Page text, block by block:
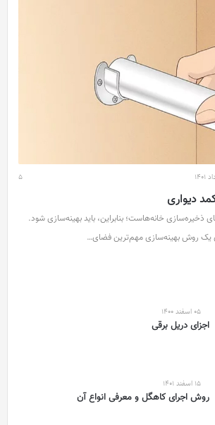
5
دیواری
ذخیره‌سازی خانه‌هاست؛ بنابراین، باید بهینه‌سازی شود.
یک روش بهینه‌سازی مهم‌ترین فضای…
05 اسفند 1400
اجزای دریل برقی
15 اسفند 1401
روش اجرای کاهگل و معرفی انواع آن